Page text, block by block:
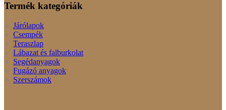
Termék kategóriák
Járólapok
Csempék
Teraszlap
Lábazat és falburkolat
Segédanyagok
Fugázó anyagok
Szerszámok